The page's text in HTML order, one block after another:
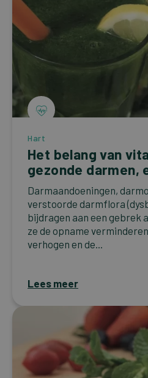
Hart
Het belang van
gezonde darmen,
Darmaandoeningen,
verstoorde darmflora
bijdragen aan een gebrek
ze de opname
verhogen en de...
Lees meer